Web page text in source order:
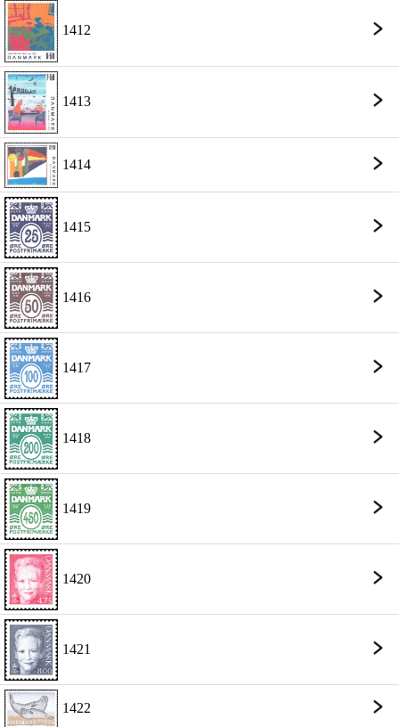
1412
1413
1414
1415
1416
1417
1418
1419
1420
1421
1422